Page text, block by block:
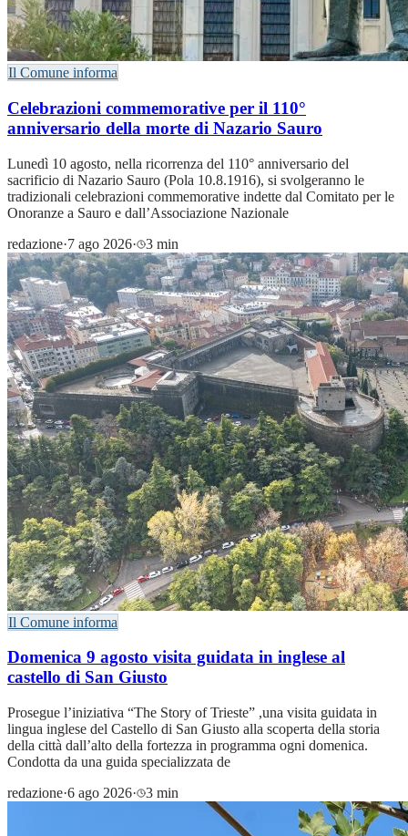
Il Comune informa
Celebrazioni commemorative per il 110°
anniversario della morte di Nazario Sauro
Lunedì 10 agosto, nella ricorrenza del 110° anniversario del
sacrificio di Nazario Sauro (Pola 10.8.1916), si svolgeranno le
tradizionali celebrazioni commemorative indette dal Comitato per le
Onoranze a Sauro e dall’Associazione Nazionale
redazione·7 ago 2026· 3 min
Il Comune informa
Domenica 9 agosto visita guidata in inglese al
castello di San Giusto
Prosegue l’iniziativa “The Story of Trieste” ,una visita guidata in
lingua inglese del Castello di San Giusto alla scoperta della storia
della città dall’alto della fortezza in programma ogni domenica.
Condotta da una guida specializzata de
redazione·6 ago 2026· 3 min